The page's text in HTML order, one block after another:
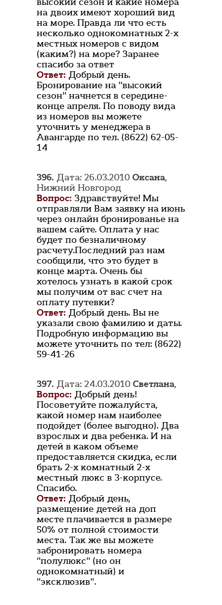
на двоих имеют хороший вид
на море. Правда ли что есть
несколько однокомнатных 2-х
местных номеров с видом
(каким?) на море? Заранее
спасибо за ответ
Ответ: Добрый день.
Бронирование на "высокий
сезон" начнется в середине-
конце апреля. По поводу вида
из номеров вы можете
уточнить у менеджера в
Авангарде по тел. (8622) 62-05-
14
396. Дата: 26.03.2010 Оксана,
Нижний Новгород
Вопрос: Здравствуйте! Мы
отправляли Вам заявку на июнь
через онлайн бронированье на
вашем сайте. Оплата у нас
будет по безналичному
расчету.Последний раз нам
сообщили, что это будет в
конце марта. Очень бы
хотелось узнать в какой срок
мы получим от вас счет на
оплату путевки?
Ответ: Добрый день. Вы не
указали свою фамилию и даты.
Подробную информацию вы
можете уточнить по тел: (8622)
59-41-26
397. Дата: 24.03.2010 Светлана,
Вопрос: Добрый день!
Посоветуйте пожалуйста,
какой номер нам наиболее
подойдет (более выгодно). Два
взрослых и два ребенка. И на
детей в каком объеме
предоставляется скидка, если
брать 2-х комнатный 2-х
местный люкс в 3-корпусе.
Спасибо.
Ответ: Добрый день,
размещение детей на доп
месте плачивается в размере
50% от полной стоимости
места. Так же вы можете
забронировать номера
"полулюкс" (но он
однокомнатный) и
"эксклюзив".